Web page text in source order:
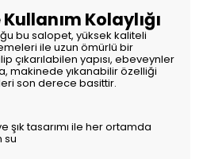
Kolaylığı
bu salopet, yüksek kaliteli
ile uzun ömürlü bir
çıkarılabilen yapısı, ebeveynler
makinede yıkanabilir özelliği
son derece basittir.
şık tasarımı ile her ortamda
su